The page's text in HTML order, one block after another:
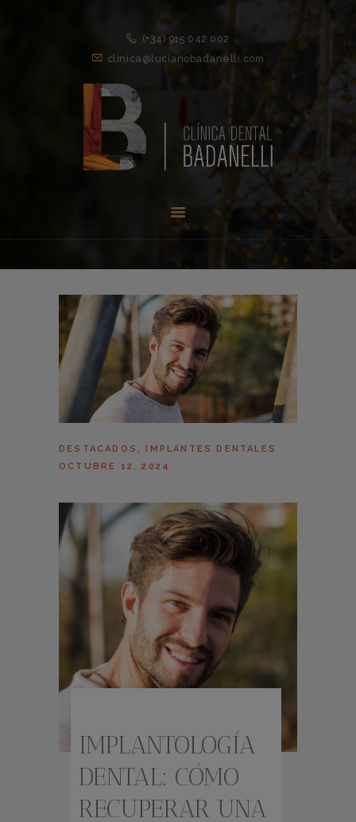
(+34) 915 042 002
clinica@lucianobadanelli.com
EQUIPO
NOVEDADES
CONTACTO
DESTACADOS ,
IMPLANTES DENTALES
OCTUBRE 12, 2024
IMPLANTOLOGÍA
DENTAL: CÓMO
RECUPERAR UNA